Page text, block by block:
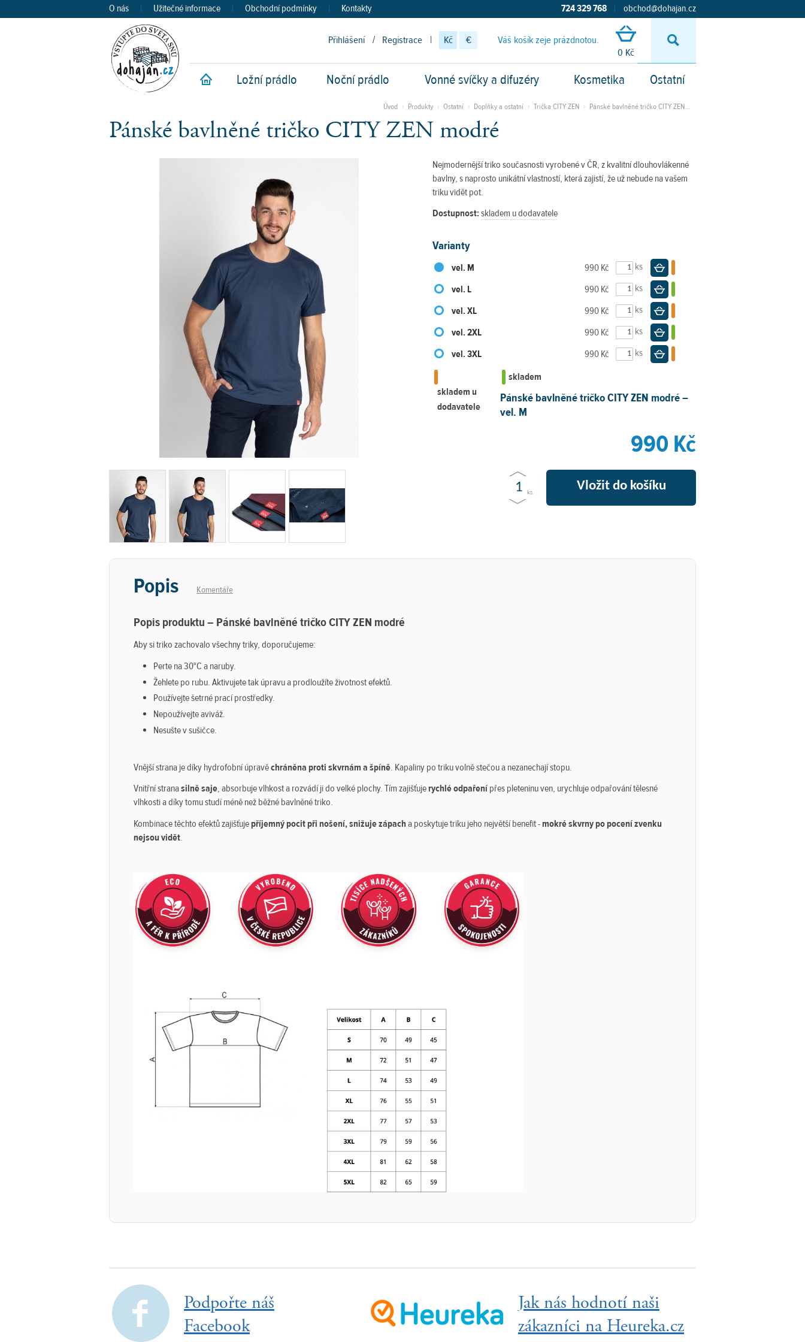
O nás | Užitečné informace | Obchodní podmínky | Kontakty 724 329 768 | obchod@dohajan.cz
Přihlášení / Registrace | Kč €
Váš košík zeje prázdnotou.
0 Kč
Úvod
Ložní prádlo Noční prádlo Vonné svíčky a difuzéry Kosmetika Ostatní
Úvod › Produkty › Ostatní › Doplňky a ostatní › Trička CITY ZEN › Pánské bavlněné tričko CITY ZEN...
Pánské bavlněné tričko CITY ZEN modré
Nejmodernější triko současnosti vyrobené v ČR, z kvalitní dlouhovlákenné
bavlny, s naprosto unikátní vlastností, která zajistí, že už nebude na vašem
triku vidět pot.
Dostupnost: skladem u dodavatele
Varianty
vel. M 990 Kč ks
vel. L 990 Kč ks
vel. XL 990 Kč ks
vel. 2XL 990 Kč ks
vel. 3XL 990 Kč ks
skladem u
dodavatele
skladem
Pánské bavlněné tričko CITY ZEN modré –
vel. M
990 Kč
ks Vložit do košíku
Popis Komentáře
Popis produktu – Pánské bavlněné tričko CITY ZEN modré
Aby si triko zachovalo všechny triky, doporučujeme:
Perte na 30°C a naruby.
Žehlete po rubu. Aktivujete tak úpravu a prodloužíte životnost efektů.
Používejte šetrné prací prostředky.
Nepoužívejte aviváž.
Nesušte v sušičce.
Vnější strana je díky hydrofobní úpravěchráněna proti skvrnám a špíně. Kapaliny po triku volně stečou a nezanechají stopu.
Vnitřní stranasilně saje, absorbuje vlhkost a rozvádí ji do velké plochy. Tím zajišťujerychlé odpaření přes pleteninu ven, urychluje odpařování tělesné
vlhkosti a díky tomu studí méně než běžné bavlněné triko.
Kombinace těchto efektů zajišťujepříjemný pocit při nošení, snižuje zápacha poskytuje triku jeho největší benefit -mokré skvrny po pocení zvenku
nejsou vidět.
Podpořte náš
Facebook
Jak nás hodnotí naši
zákazníci na Heureka.cz